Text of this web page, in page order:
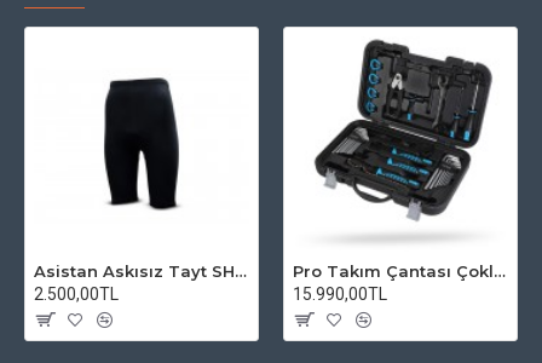
Asistan Askısız Tayt SH20 Pedli Siyah
2.500,00TL
Pro Takım Çantası Çoklu Tamir Seti
15.990,00TL